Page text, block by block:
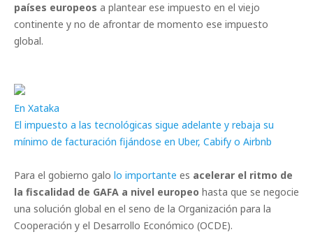
países europeos a plantear ese impuesto en el viejo
continente y no de afrontar de momento ese impuesto
global.
En Xataka
El impuesto a las tecnológicas sigue adelante y rebaja su
mínimo de facturación fijándose en Uber, Cabify o Airbnb
Para el gobierno galo lo importante es acelerar el ritmo de
la fiscalidad de GAFA a nivel europeo hasta que se negocie
una solución global en el seno de la Organización para la
Cooperación y el Desarrollo Económico (OCDE).